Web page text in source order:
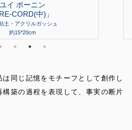
ユイ ポーニン
RE-CORD(中)」
土・アクリルガッシュ
約15*20cm
同じ記憶をモチーフとして創作し
築の過程を表現して、事実の断片